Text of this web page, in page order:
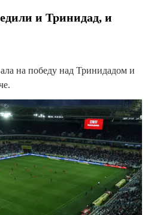
и Тринидад, и
на победу над Тринидадом и